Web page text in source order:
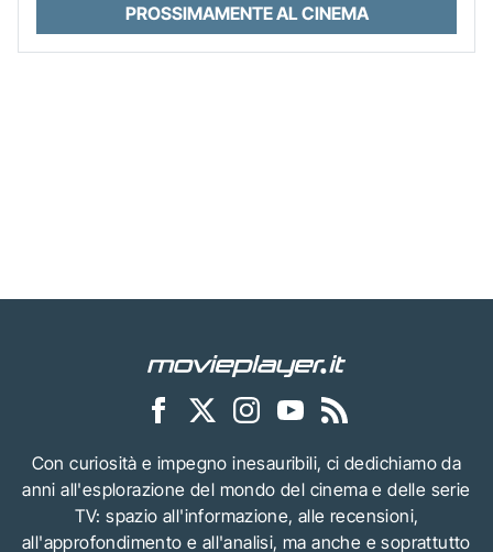
PROSSIMAMENTE AL CINEMA
Con curiosità e impegno inesauribili, ci dedichiamo da
anni all'esplorazione del mondo del cinema e delle serie
TV: spazio all'informazione, alle recensioni,
all'approfondimento e all'analisi, ma anche e soprattutto